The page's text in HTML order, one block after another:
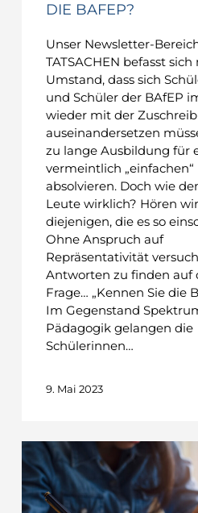
DIE BAFEP?
Unser Newsletter-
TATSACHEN befasst
Umstand, dass sich
und Schüler der BAfEP
wieder mit der
auseinandersetzen
zu lange Ausbildung für
vermeintlich „einfachen“
absolvieren. Doch wie
Leute wirklich? Hören
diejenigen, die es so
Ohne Anspruch auf
Repräsentativität
Antworten zu finden auf
Frage… „Kennen Sie die
Im Gegenstand
Pädagogik gelangen die
Schülerinnen…
9. Mai 2023
TATKRÄFTIG
–
In
fünf